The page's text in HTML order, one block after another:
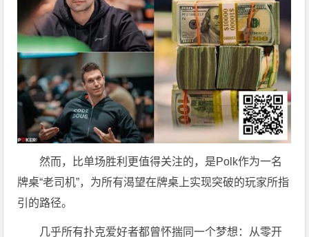
然而，比单场胜利更值得关注的，是Polk作为一名
牌桌“老司机”，为所有渴望在牌桌上实现突破的玩家所指
引的路径。
几乎所有扑克爱好者都曾怀揣同一个梦想：从零开